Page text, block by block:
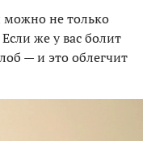
можно не только
же у вас болит
— и это облегчит